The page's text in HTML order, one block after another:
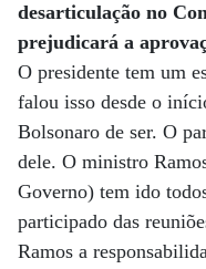
desarticulação no
prejudicará a
O presidente tem um
falou isso desde o
Bolsonaro de ser. O
dele. O ministro
Governo) tem ido
participado das
Ramos a